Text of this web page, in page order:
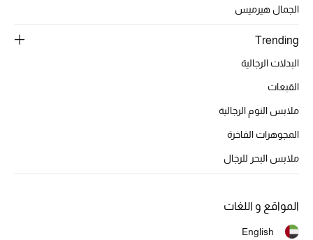
أبرز المصممين
أحذية مختارة
تسوقوا الأحذية
خصومات
الجمال هيرميس
Trending
البدلات الرجالية
القبعات
ملابس النوم الرجالية
المجوهرات الفاخرة
ملابس البحر للرجال
المواقع و اللغات
English